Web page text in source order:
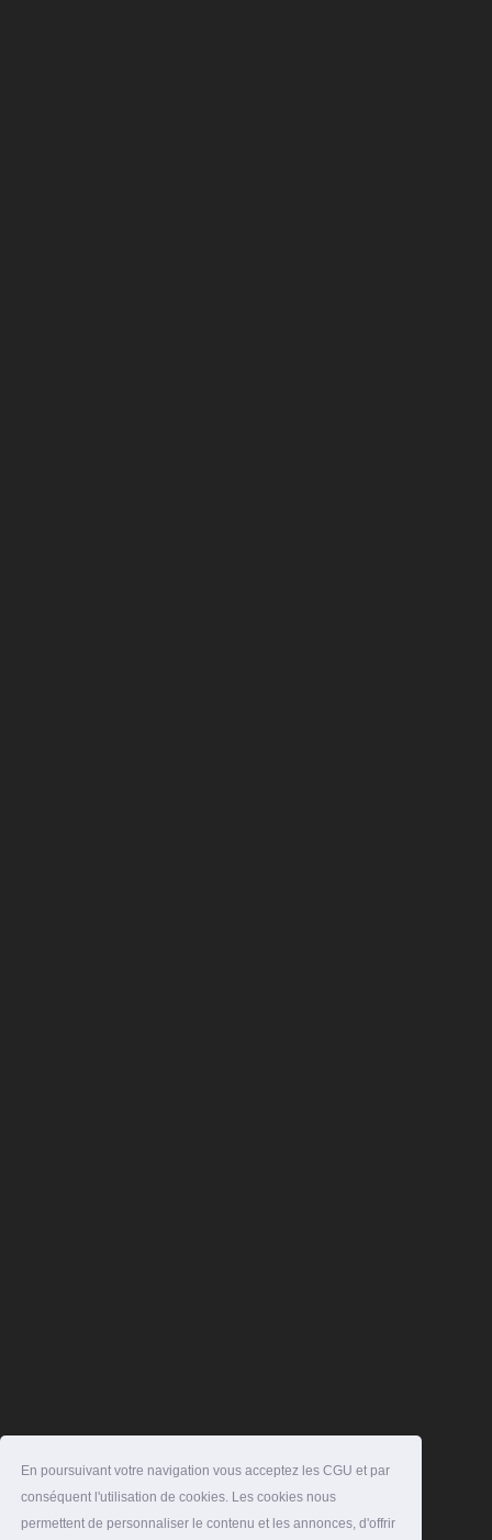
En poursuivant votre navigation vous acceptez les CGU et par
conséquent l'utilisation de cookies. Les cookies nous
permettent de personnaliser le contenu et les annonces, d'offrir